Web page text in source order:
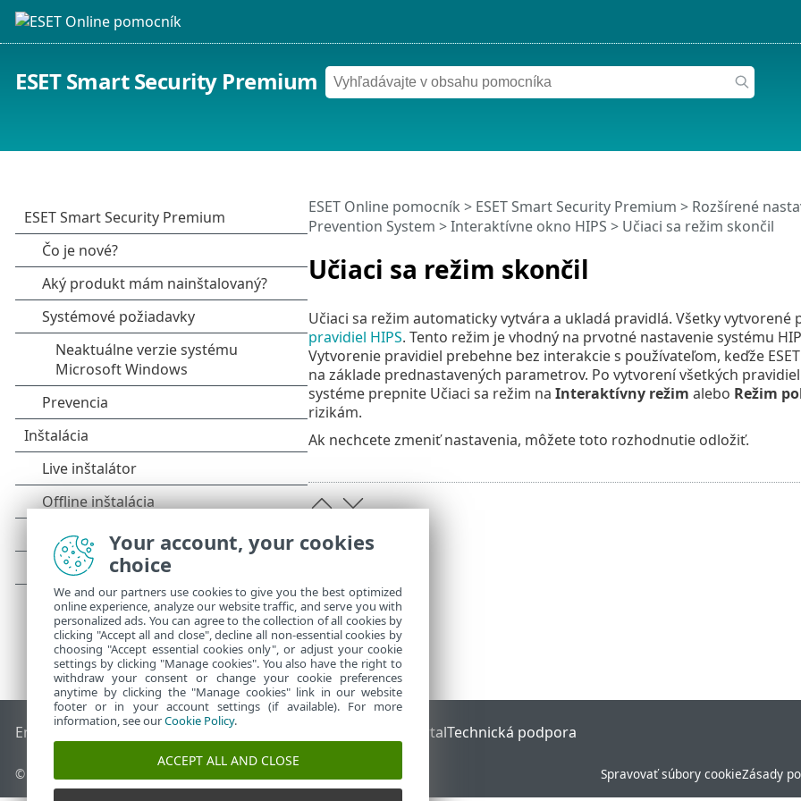
ESET Smart Security Premium
Učiaci sa režim skončil
ESET Online pomocník > ESET Smart Security Premium > Rozšírené
Prevention System >Interaktívne okno HIPS > Učiaci sa režim skončil
Učiaci sa režim automaticky vytvára a ukladá pravidlá. Všetky
pravidiel HIPS. Tento režim je vhodný na prvotné nastavenie systému
Vytvorenie pravidiel prebehne bez interakcie s používateľom, keďže
na základe prednastavených parametrov. Po vytvorení všetkých
systéme prepnite Učiaci sa režim na Interaktívny režim alebo Režim
rizikám.
Ak nechcete zmeniť nastavenia, môžete toto rozhodnutie odložiť.
End of Life Databáza znalostí ESET ESET Status PortalTechnická podpora
© 1992 - 2025 ESET, spol. s r. o. Všetky práva vyhradené. Spravovať súbory cookieZásady
Your account, your cookies
choice
We and our partners use cookies to give you the best optimized
online experience, analyze our website traffic, and serve you with
personalized ads. You can agree to the collection of all cookies by
clicking "Accept all and close", decline all non-essential cookies by
choosing "Accept essential cookies only", or adjust your cookie
settings by clicking "Manage cookies". You also have the right to
withdraw your consent or change your cookie preferences
anytime by clicking the "Manage cookies" link in our website
footer or in your account settings (if available). For more
information, see ourCookie Policy.
ACCEPT ALL AND CLOSE